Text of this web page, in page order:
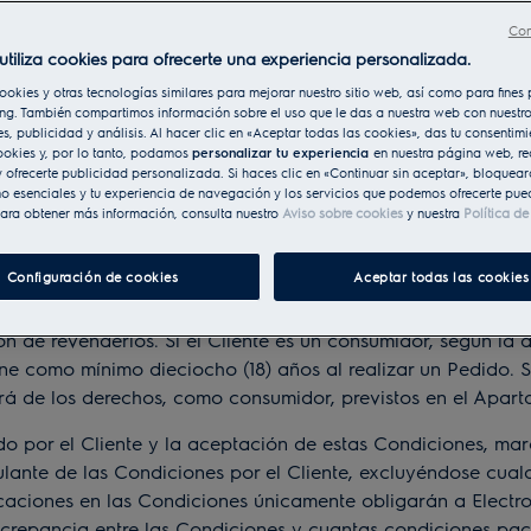
los vende y comercializa Electrolux a su cliente (“
que están disponibles en https://
se realicen en dicha tienda.
y a la información sobre el uso y tratamiento que
(Uso de la Web) y aquíhttps://www.electrolux.es/
al Recargo de Equivalencia en IVA a través
con el Centro de Atención al Cliente de Electrolux
y aceptar estas Condiciones, el Cliente confirma
de revenderlos. Si el Cliente es un consumidor, según
como mínimo dieciocho (18) años al realizar un Pedido.
de los derechos, como consumidor, previstos en el
el Cliente y la aceptación de estas Condiciones,
de las Condiciones por el Cliente, excluyéndose
en las Condiciones únicamente obligarán a
cookies para ofrecerte una experiencia personalizada.
y otras tecnologías similares para mejorar nuestro sitio web, así como para fines
También compartimos información sobre el uso que le das a nuestra web con
publicidad y análisis. Al hacer clic en «Aceptar todas las cookies», das tu
y, por lo tanto, podamos personalizar tu experiencia en nuestra página web,
ofrecerte publicidad personalizada. Si haces clic en «Continuar sin aceptar»,
esenciales y tu experiencia de navegación y los servicios que podemos ofrecerte
obtener más información, consulta nuestro Aviso sobre cookies y nuestra Política
Configuración de cookies Aceptar todas las cookies